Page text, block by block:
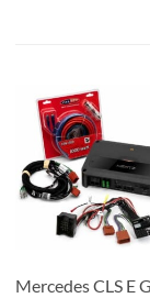
Mercedes CLS E